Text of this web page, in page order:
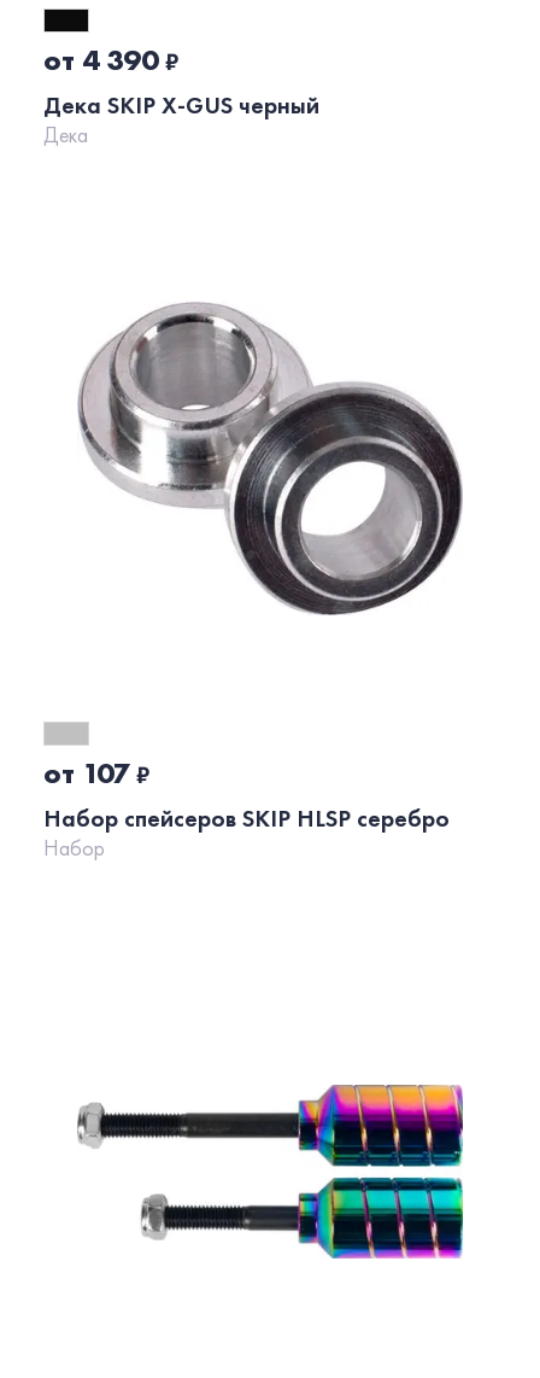
от 4 390₽
Дека SKIP X-GUS черный
Дека
от 107₽
Набор спейсеров SKIP HLSP серебро
Набор